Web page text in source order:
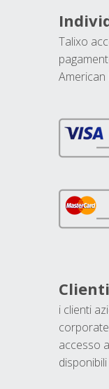
Talixo
American
i clienti
accesso